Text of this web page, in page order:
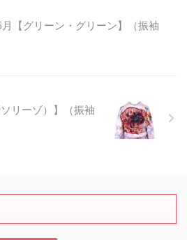
【グリーン・グリーン】（振袖
リーゾ）】（振袖